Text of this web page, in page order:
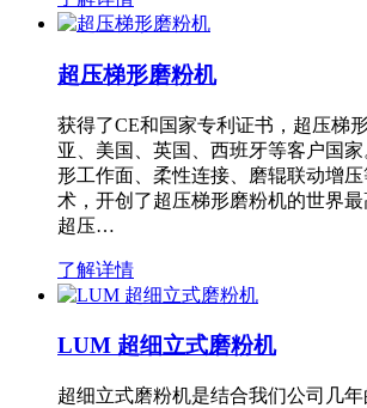
超压梯形磨粉机
获得了CE和国家专利证书，超压梯
亚、美国、英国、西班牙等客户国
形工作面、柔性连接、磨辊联动增
术，开创了超压梯形磨粉机的世界
超压…
了解详情
LUM 超细立式磨粉机
超细立式磨粉机是结合我们公司几年